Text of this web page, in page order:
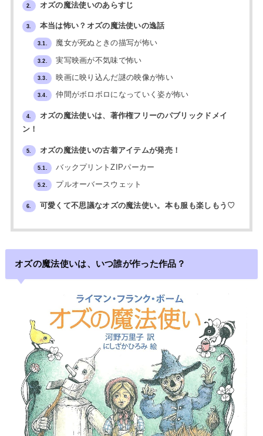
2. オズの魔法使いのあらすじ
3. 本当は怖い？オズの魔法使いの逸話
3.1. 魔女が死ぬときの描写が怖い
3.2. 実写映画が不気味で怖い
3.3. 映画に映り込んだ謎の映像が怖い
3.4. 仲間がボロボロになっていく姿が怖い
4.
オズの魔法使いは、著作権フリーのパブリックドメイ
ン！
5. オズの魔法使いの古着アイテムが発売！
5.1. バックプリントZIPパーカー
5.2. プルオーバースウェット
6. 可愛くて不思議なオズの魔法使い。本も服も楽しもう♡
オズの魔法使いは、いつ誰が作った作品？